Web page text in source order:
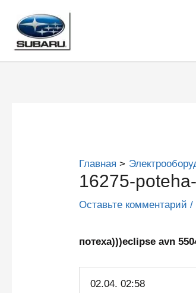
содержимому
Главная
16275-
Оставьте комментарий /
потеха)))eclipse avn
02.04. 02:58